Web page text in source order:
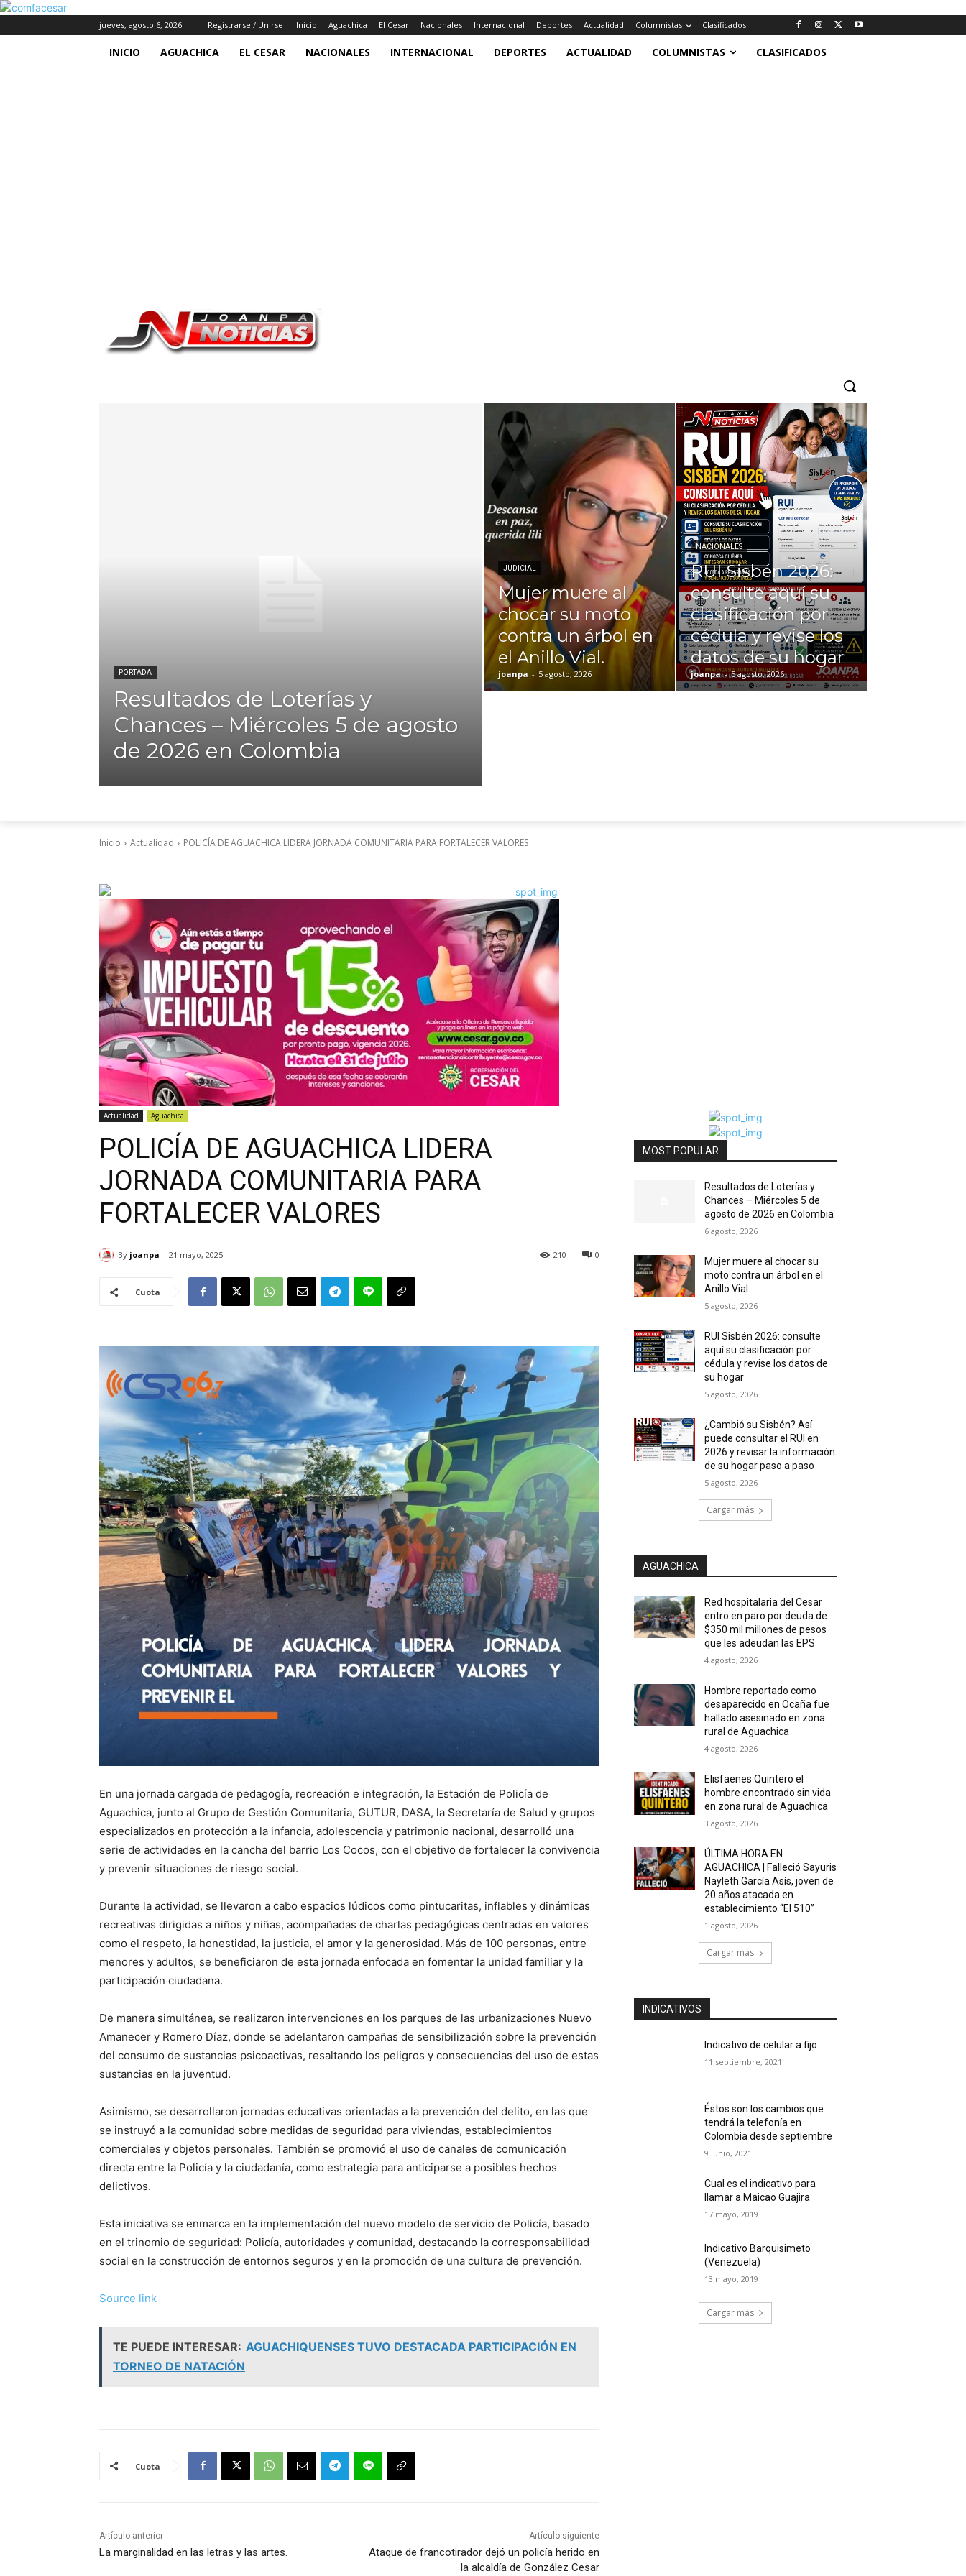
jueves, agosto 6, 2026 Registrarse / Unirse Inicio Aguachica El Cesar Nacionales Internacional Deportes Actualidad Columnistas Clasificados
INICIO AGUACHICA EL CESAR NACIONALES INTERNACIONAL DEPORTES ACTUALIDAD COLUMNISTAS CLASIFICADOS
PORTADA
Resultados de Loterías y
Chances – Miércoles 5 de agosto
de 2026 en Colombia
JUDICIAL
Mujer muere al
chocar su moto
contra un árbol en
el Anillo Vial.
joanpa - 5 agosto, 2026
NACIONALES
RUI Sisbén 2026:
consulte aquí su
clasificación por
cédula y revise los
datos de su hogar
joanpa - 5 agosto, 2026
Inicio Actualidad POLICÍA DE AGUACHICA LIDERA JORNADA COMUNITARIA PARA FORTALECER VALORES
Actualidad Aguachica
POLICÍA DE AGUACHICA LIDERA
JORNADA COMUNITARIA PARA
FORTALECER VALORES
By joanpa 21 mayo, 2025 0
210
Cuota
En una jornada cargada de pedagogía, recreación e integración, la Estación de Policía de
Aguachica, junto al Grupo de Gestión Comunitaria, GUTUR, DASA, la Secretaría de Salud y grupos
especializados en protección a la infancia, adolescencia y patrimonio nacional, desarrolló una
serie de actividades en la cancha del barrio Los Cocos, con el objetivo de fortalecer la convivencia
y prevenir situaciones de riesgo social.
Durante la actividad, se llevaron a cabo espacios lúdicos como pintucaritas, inflables y dinámicas
recreativas dirigidas a niños y niñas, acompañadas de charlas pedagógicas centradas en valores
como el respeto, la honestidad, la justicia, el amor y la generosidad. Más de 100 personas, entre
menores y adultos, se beneficiaron de esta jornada enfocada en fomentar la unidad familiar y la
participación ciudadana.
De manera simultánea, se realizaron intervenciones en los parques de las urbanizaciones Nuevo
Amanecer y Romero Díaz, donde se adelantaron campañas de sensibilización sobre la prevención
del consumo de sustancias psicoactivas, resaltando los peligros y consecuencias del uso de estas
sustancias en la juventud.
Asimismo, se desarrollaron jornadas educativas orientadas a la prevención del delito, en las que
se instruyó a la comunidad sobre medidas de seguridad para viviendas, establecimientos
comerciales y objetos personales. También se promovió el uso de canales de comunicación
directa entre la Policía y la ciudadanía, como estrategia para anticiparse a posibles hechos
delictivos.
Esta iniciativa se enmarca en la implementación del nuevo modelo de servicio de Policía, basado
en el trinomio de seguridad: Policía, autoridades y comunidad, destacando la corresponsabilidad
social en la construcción de entornos seguros y en la promoción de una cultura de prevención.
N
a
e
n
Source link
TE PUEDE INTERESAR: AGUACHIQUENSES TUVO DESTACADA PARTICIPACIÓN EN
TORNEO DE NATACIÓN
Cuota
Artículo anterior
La marginalidad en las letras y las artes.
Artículo siguiente
Ataque de francotirador dejó un policía herido en
la alcaldía de González Cesar
MOST POPULAR
Resultados de Loterías y
Chances – Miércoles 5 de
agosto de 2026 en Colombia
6 agosto, 2026
Mujer muere al chocar su
moto contra un árbol en el
Anillo Vial.
5 agosto, 2026
RUI Sisbén 2026: consulte
aquí su clasificación por
cédula y revise los datos de
su hogar
5 agosto, 2026
¿Cambió su Sisbén? Así
puede consultar el RUI en
2026 y revisar la información
de su hogar paso a paso
5 agosto, 2026
Cargar más
AGUACHICA
Red hospitalaria del Cesar
entro en paro por deuda de
$350 mil millones de pesos
que les adeudan las EPS
4 agosto, 2026
Hombre reportado como
desaparecido en Ocaña fue
hallado asesinado en zona
rural de Aguachica
4 agosto, 2026
Elisfaenes Quintero el
hombre encontrado sin vida
en zona rural de Aguachica
3 agosto, 2026
ÚLTIMA HORA EN
AGUACHICA | Falleció Sayuris
Nayleth García Asís, joven de
20 años atacada en
establecimiento “El 510”
1 agosto, 2026
Cargar más
INDICATIVOS
Indicativo de celular a fijo
11 septiembre, 2021
Éstos son los cambios que
tendrá la telefonía en
Colombia desde septiembre
9 junio, 2021
Cual es el indicativo para
llamar a Maicao Guajira
17 mayo, 2019
Indicativo Barquisimeto
(Venezuela)
13 mayo, 2019
Cargar más